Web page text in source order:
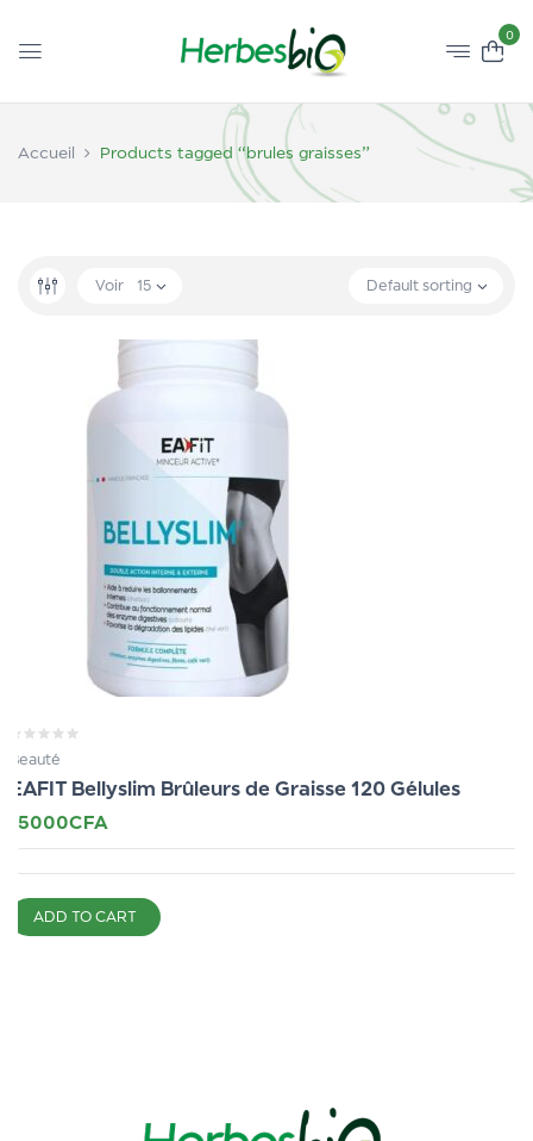
0
Accueil Products tagged “brules graisses”
Default sorting
Voir 15
Beauté
EAFIT Bellyslim Brûleurs de Graisse 120 Gélules
15000CFA
ADD TO CART